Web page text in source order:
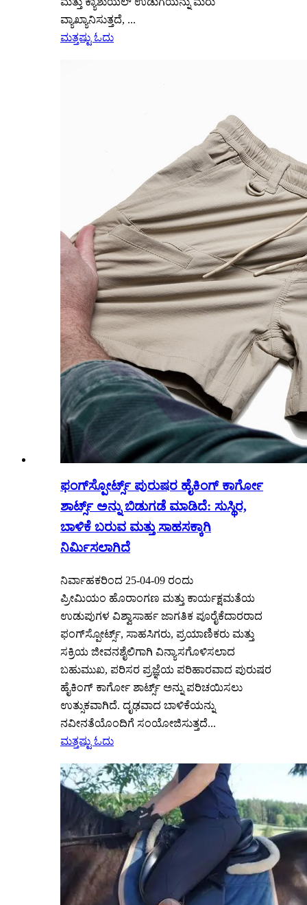
ವ್ಯಾಖ್ಯಾನಿಸುತ್ತದೆ, ...
ಮತ್ತಷ್ಟು ಓದು
ಫಂಗ್‌ಸ್ಪೋರ್ಟ್ಸ್ ಪುರುಷರ ಹೈಕಿಂಗ್ ಕಾರ್ಗೋ
ಶಾರ್ಟ್ಸ್ ಅನ್ನು ಬಿಡುಗಡೆ ಮಾಡಿದೆ: ಸುಸ್ಥಿರ,
ಬಾಳಿಕೆ ಬರುವ ಮತ್ತು ಸಾಹಸಕ್ಕಾಗಿ
ನಿರ್ಮಿಸಲಾಗಿದೆ
ನಿರ್ವಾಹಕರಿಂದ 25-04-09 ರಂದು
ಪ್ರೀಮಿಯಂ ಹೊರಾಂಗಣ ಮತ್ತು ಕಾರ್ಯಕ್ಷಮತೆಯ
ಉಡುಪುಗಳ ವಿಶ್ವಾಸಾರ್ಹ ಜಾಗತಿಕ ಪೂರೈಕೆದಾರರಾದ
ಫಂಗ್‌ಸ್ಪೋರ್ಟ್ಸ್, ಸಾಹಸಿಗರು, ಪ್ರಯಾಣಿಕರು ಮತ್ತು
ಸಕ್ರಿಯ ಜೀವನಶೈಲಿಗಾಗಿ ವಿನ್ಯಾಸಗೊಳಿಸಲಾದ
ಬಹುಮುಖ, ಪರಿಸರ ಪ್ರಜ್ಞೆಯ ಪರಿಹಾರವಾದ ಪುರುಷರ
ಹೈಕಿಂಗ್ ಕಾರ್ಗೋ ಶಾರ್ಟ್ಸ್ ಅನ್ನು ಪರಿಚಯಿಸಲು
ಉತ್ಸುಕವಾಗಿದೆ. ದೃಢವಾದ ಬಾಳಿಕೆಯನ್ನು
ನವೀನತೆಯೊಂದಿಗೆ ಸಂಯೋಜಿಸುತ್ತದೆ...
ಮತ್ತಷ್ಟು ಓದು